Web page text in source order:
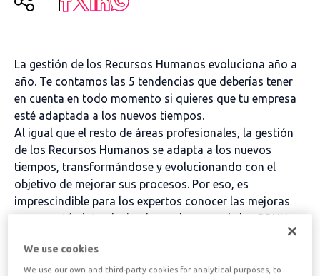
La gestión de los Recursos Humanos evoluciona año a
año. Te contamos las 5 tendencias que deberías tener
en cuenta en todo momento si quieres que tu empresa
esté adaptada a los nuevos tiempos.
Al igual que el resto de áreas profesionales, la gestión
de los Recursos Humanos se adapta a los nuevos
tiempos, transformándose y evolucionando con el
objetivo de mejorar sus procesos. Por eso, es
imprescindible para los expertos conocer las mejoras
que se están introduciendo en el campo de los RRHH.
Hemos seleccionado las
We use cookies
We use our own and third-party cookies for analytical purposes, to